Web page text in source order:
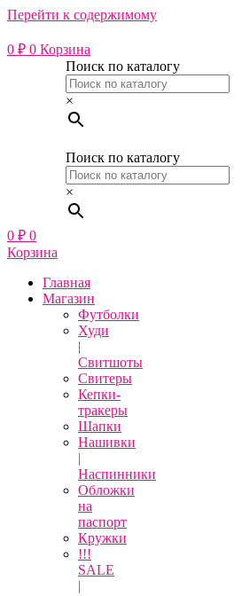
Перейти к содержимому
0 ₽ 0 Корзина
Поиск по каталогу
×
Поиск по каталогу
×
0 ₽ 0
Корзина
Главная
Магазин
Футболки
Худи
|
Свитшоты
Свитеры
Кепки-
тракеры
Шапки
Нашивки
|
Наспинники
Обложки
на
паспорт
Кружки
!!!
SALE
|